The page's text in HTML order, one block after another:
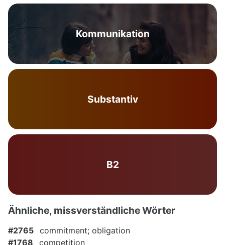
Kommunikation
Substantiv
B2
Ähnliche, missverständliche Wörter
#2765 commitment; obligation
#1768
competition